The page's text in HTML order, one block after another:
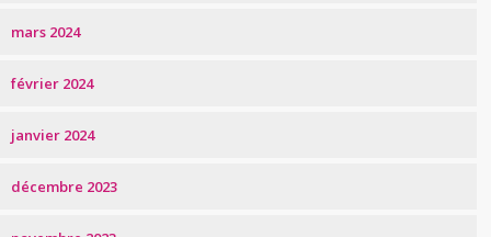
mars 2024
février 2024
janvier 2024
décembre 2023